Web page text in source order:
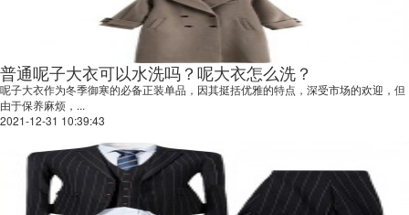
普通呢子大衣可以水洗吗？呢大衣怎么洗？
呢子大衣作为冬季御寒的必备正装单品，因其挺括优雅的特点，深受市场的欢迎，但
由于保养麻烦，...
2021-12-31 10:39:43